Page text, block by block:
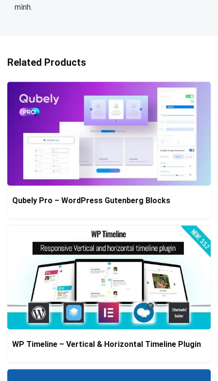
mình.
Related Products
Qubely Pro – WordPress Gutenberg Blocks
WP Timeline – Vertical & Horizontal Timeline Plugin